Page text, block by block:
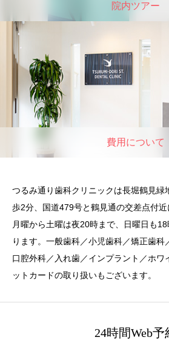
院内ツアー
費用について
つるみ通り歯科クリニックは長堀鶴見緑
歩2分、国道479号と鶴見通の交差点付近
月曜から土曜は夜20時まで、日曜日も
ります。一般歯科／小児歯科／矯正歯科
口腔外科／入れ歯／インプラント／ホワ
ットカードの取り扱いもございます。
24時間Web予